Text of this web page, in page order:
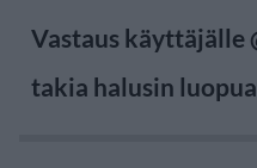
Vastaus käyttäjälle
takia halusin